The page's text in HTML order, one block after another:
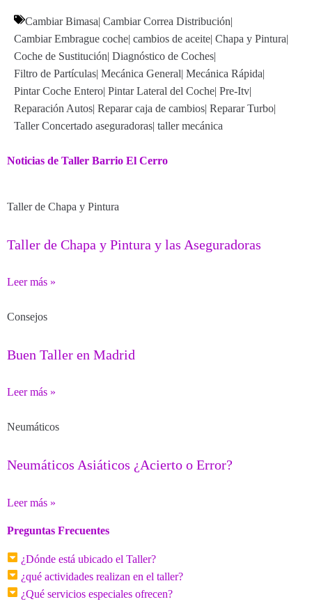
Cambiar Bimasa| Cambiar Correa Distribución|
Cambiar Embrague coche| cambios de aceite| Chapa y Pintura|
Coche de Sustitución| Diagnóstico de Coches|
Filtro de Partículas| Mecánica General| Mecánica Rápida|
Pintar Coche Entero| Pintar Lateral del Coche| Pre-Itv|
Reparación Autos| Reparar caja de cambios| Reparar Turbo|
Taller Concertado aseguradoras| taller mecánica
Noticias de Taller Barrio El Cerro
Taller de Chapa y Pintura
Taller de Chapa y Pintura y las Aseguradoras
Leer más »
Consejos
Buen Taller en Madrid
Leer más »
Neumáticos
Neumáticos Asiáticos ¿Acierto o Error?
Leer más »
Preguntas Frecuentes
¿Dónde está ubicado el Taller?
¿qué actividades realizan en el taller?
¿Qué servicios especiales ofrecen?